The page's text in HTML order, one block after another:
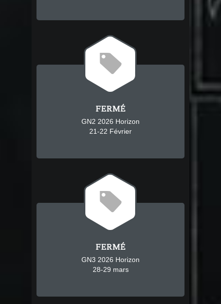
8
FERMÉ
GN2 2026 Horizon
21-22 Février
8
FERMÉ
GN3 2026 Horizon
28-29 mars